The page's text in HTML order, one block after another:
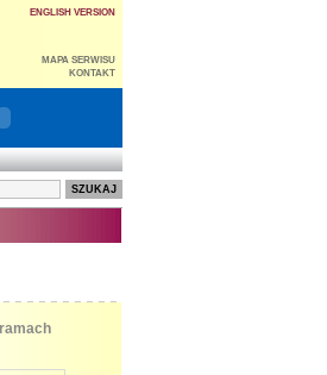
ENGLISH VERSION
MAPA SERWISU
KONTAKT